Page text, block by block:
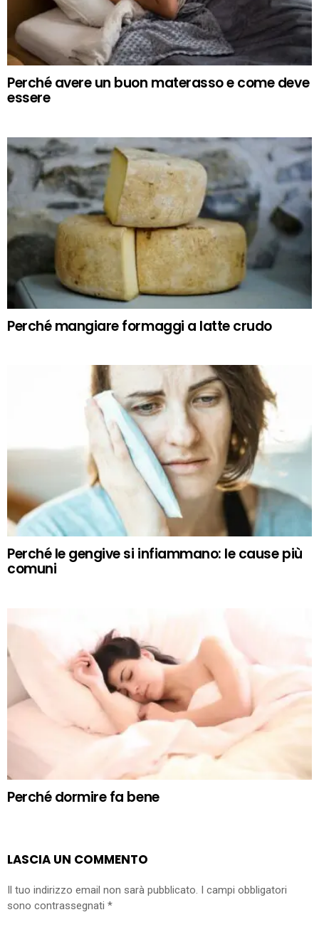
Perché avere un buon materasso e come deve
essere
Perché mangiare formaggi a latte crudo
Perché le gengive si infiammano: le cause più
comuni
Perché dormire fa bene
LASCIA UN COMMENTO
Il tuo indirizzo email non sarà pubblicato. I campi obbligatori
sono contrassegnati *